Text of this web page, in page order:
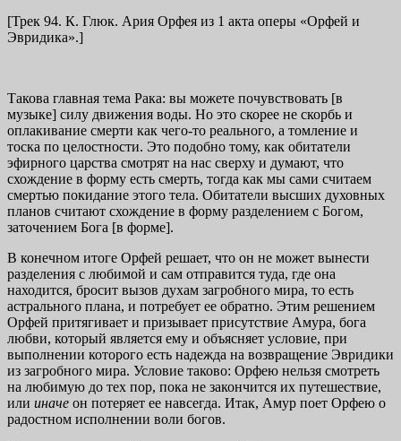
[Трек 94. К. Глюк. Ария Орфея из 1 акта оперы «Орфей и
Эвридика».]
Такова главная тема Рака: вы можете почувствовать [в
музыке] силу движения воды. Но это скорее не скорбь и
оплакивание смерти как чего-то реального, а томление и
тоска по целостности. Это подобно тому, как обитатели
эфирного царства смотрят на нас сверху и думают, что
схождение в форму есть смерть, тогда как мы сами считаем
смертью покидание этого тела. Обитатели высших духовных
планов считают схождение в форму разделением с Богом,
заточением Бога [в форме].
В конечном итоге Орфей решает, что он не может вынести
разделения с любимой и сам отправится туда, где она
находится, бросит вызов духам загробного мира, то есть
астрального плана, и потребует ее обратно. Этим решением
Орфей притягивает и призывает присутствие Амура, бога
любви, который является ему и объясняет условие, при
выполнении которого есть надежда на возвращение Эвридики
из загробного мира. Условие таково: Орфею нельзя смотреть
на любимую до тех пор, пока не закончится их путешествие,
или иначе он потеряет ее навсегда. Итак, Амур поет Орфею о
радостном исполнении воли богов.